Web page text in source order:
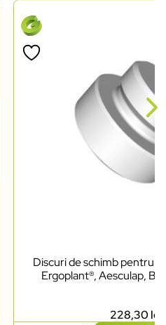
Discuri de schimb pentru
Ergoplant®, Aesculap, B.
228,30 lei